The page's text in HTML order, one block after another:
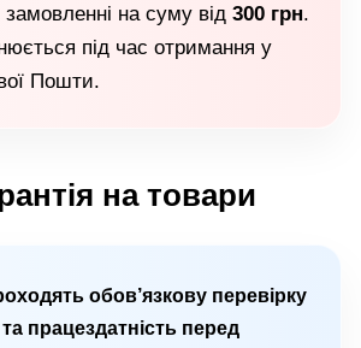
на суму від 300 грн.
під час отримання у
Пошти.
на товари
обов’язкову перевірку
та працездатність перед